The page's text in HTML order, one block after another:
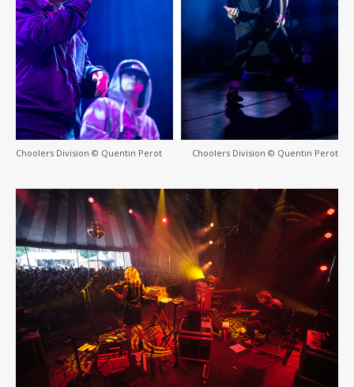
Choolers Division © Quentin Perot Choolers Division © Quentin Perot